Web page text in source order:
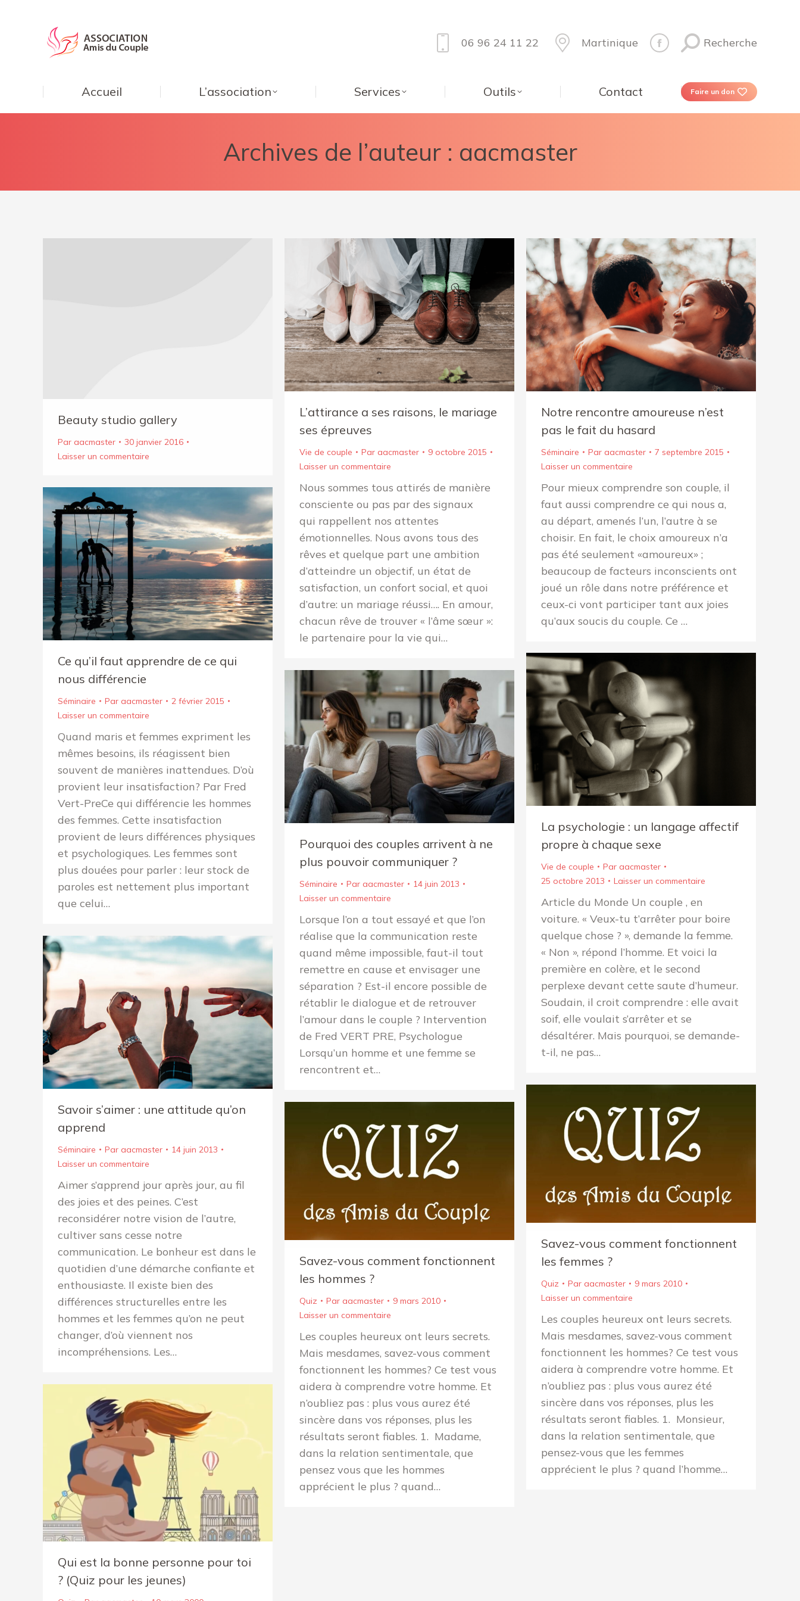
06 96 24 11 22 Martinique Recherche
Accueil L’association Services Outils Contact Faire un don
Archives de l’auteur : aacmaster
Beauty studio gallery
Par aacmaster
30 janvier 2016
Laisser un commentaire
L’attirance a ses raisons, le mariage
ses épreuves
Vie de couple Par aacmaster
9 octobre 2015
Laisser un commentaire
Nous sommes tous attirés de manière
consciente ou pas par des signaux
qui rappellent nos attentes
émotionnelles. Nous avons tous des
rêves et quelque part une ambition
d’atteindre un objectif, un état de
satisfaction, un confort social, et quoi
d’autre: un mariage réussi…. En amour,
chacun rêve de trouver « l’âme sœur »:
le partenaire pour la vie qui…
Notre rencontre amoureuse n’est
pas le fait du hasard
Séminaire Par aacmaster
7 septembre 2015
Laisser un commentaire
Pour mieux comprendre son couple, il
faut aussi comprendre ce qui nous a,
au départ, amenés l’un, l’autre à se
choisir. En fait, le choix amoureux n’a
pas été seulement «amoureux» ;
beaucoup de facteurs inconscients ont
joué un rôle dans notre préférence et
ceux-ci vont participer tant aux joies
qu’aux soucis du couple. Ce …
Ce qu’il faut apprendre de ce qui
nous différencie
Séminaire Par aacmaster
2 février 2015
Laisser un commentaire
Quand maris et femmes expriment les
mêmes besoins, ils réagissent bien
souvent de manières inattendues. D’où
provient leur insatisfaction? Par Fred
Vert-PreCe qui différencie les hommes
des femmes. Cette insatisfaction
provient de leurs différences physiques
et psychologiques. Les femmes sont
plus douées pour parler : leur stock de
paroles est nettement plus important
que celui…
La psychologie : un langage affectif
propre à chaque sexe
Vie de couple Par aacmaster
25 octobre 2013
Laisser un commentaire
Article du Monde Un couple , en
voiture. « Veux-tu t’arrêter pour boire
quelque chose ? », demande la femme.
« Non », répond l’homme. Et voici la
première en colère, et le second
perplexe devant cette saute d’humeur.
Soudain, il croit comprendre : elle avait
soif, elle voulait s’arrêter et se
désaltérer. Mais pourquoi, se demande-
t-il, ne pas…
Pourquoi des couples arrivent à ne
plus pouvoir communiquer ?
Séminaire Par aacmaster
14 juin 2013
Laisser un commentaire
Lorsque l’on a tout essayé et que l’on
réalise que la communication reste
quand même impossible, faut-il tout
remettre en cause et envisager une
séparation ? Est-il encore possible de
rétablir le dialogue et de retrouver
l’amour dans le couple ? Intervention
de Fred VERT PRE, Psychologue
Lorsqu’un homme et une femme se
rencontrent et…
Savoir s’aimer : une attitude qu’on
apprend
Séminaire Par aacmaster
14 juin 2013
Laisser un commentaire
Aimer s’apprend jour après jour, au fil
des joies et des peines. C’est
reconsidérer notre vision de l’autre,
cultiver sans cesse notre
communication. Le bonheur est dans le
quotidien d’une démarche confiante et
enthousiaste. Il existe bien des
différences structurelles entre les
hommes et les femmes qu’on ne peut
changer, d’où viennent nos
incompréhensions. Les…
Savez-vous comment fonctionnent
les femmes ?
Quiz Par aacmaster
9 mars 2010
Laisser un commentaire
Les couples heureux ont leurs secrets.
Mais mesdames, savez-vous comment
fonctionnent les hommes? Ce test vous
aidera à comprendre votre homme. Et
n’oubliez pas : plus vous aurez été
sincère dans vos réponses, plus les
résultats seront fiables. 1. Monsieur,
dans la relation sentimentale, que
pensez-vous que les femmes
apprécient le plus ? quand l’homme…
Savez-vous comment fonctionnent
les hommes ?
Quiz Par aacmaster
9 mars 2010
Laisser un commentaire
Les couples heureux ont leurs secrets.
Mais mesdames, savez-vous comment
fonctionnent les hommes? Ce test vous
aidera à comprendre votre homme. Et
n’oubliez pas : plus vous aurez été
sincère dans vos réponses, plus les
résultats seront fiables. 1. Madame,
dans la relation sentimentale, que
pensez vous que les hommes
apprécient le plus ? quand…
Qui est la bonne personne pour toi
? (Quiz pour les jeunes)